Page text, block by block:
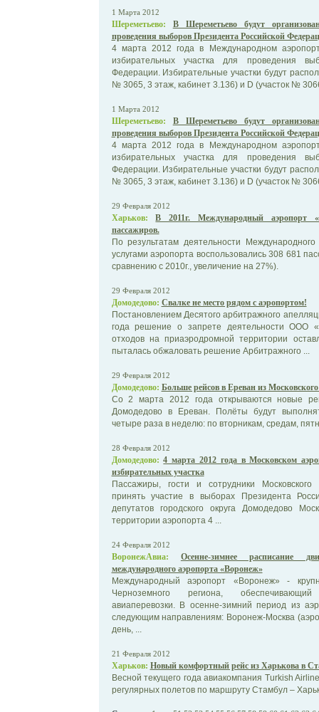
1 Марта 2012
Шереметьево:
В Шереметьево будут
проведения выборов Президента Российской
4 марта 2012 года в Международном
избирательных участка для проведения
Федерации. Избирательные участки будут
№ 3065, 3 этаж, кабинет 3.136) и D (участок №
1 Марта 2012
Шереметьево:
В Шереметьево будут
проведения выборов Президента Российской
4 марта 2012 года в Международном
избирательных участка для проведения
Федерации. Избирательные участки будут
№ 3065, 3 этаж, кабинет 3.136) и D (участок №
29 Февраля 2012
Харьков:
В 2011г. Международный аэропорт
пассажиров.
По результатам деятельности
услугами аэропорта воспользовались 308 681
сравнению с 2010г., увеличение на 27%).
29 Февраля 2012
Домодедово: Свалке не место рядом с аэропортом!
Постановлением Десятого арбитражного
года решение о запрете деятельности ООО
отходов на приаэродромной территории
пыталась обжаловать решение Арбитражного ...
29 Февраля 2012
Домодедово: Больше рейсов в Ереван из
Со 2 марта 2012 года открываются новые
Домодедово в Ереван. Полёты будут
четыре раза в неделю: по вторникам, средам,
28 Февраля 2012
Домодедово: 4 марта 2012 года в Московском
избирательных участка
Пассажиры, гости и сотрудники
принять участие в выборах Президента
депутатов городского округа Домодедово
территории аэропорта 4 ...
24 Февраля 2012
ВоронежАвиа:
Осенне-зимнее расписание
международного аэропорта «Воронеж»
Международный аэропорт «Воронеж» -
Черноземного региона,
авиаперевозки. В осенне-зимний период из
следующим направлениям: Воронеж-Москва
день, ...
21 Февраля 2012
Харьков: Новый комфортный рейс из Харькова в
Весной текущего года авиакомпания Turkish
регулярных полетов по маршруту Стамбул –